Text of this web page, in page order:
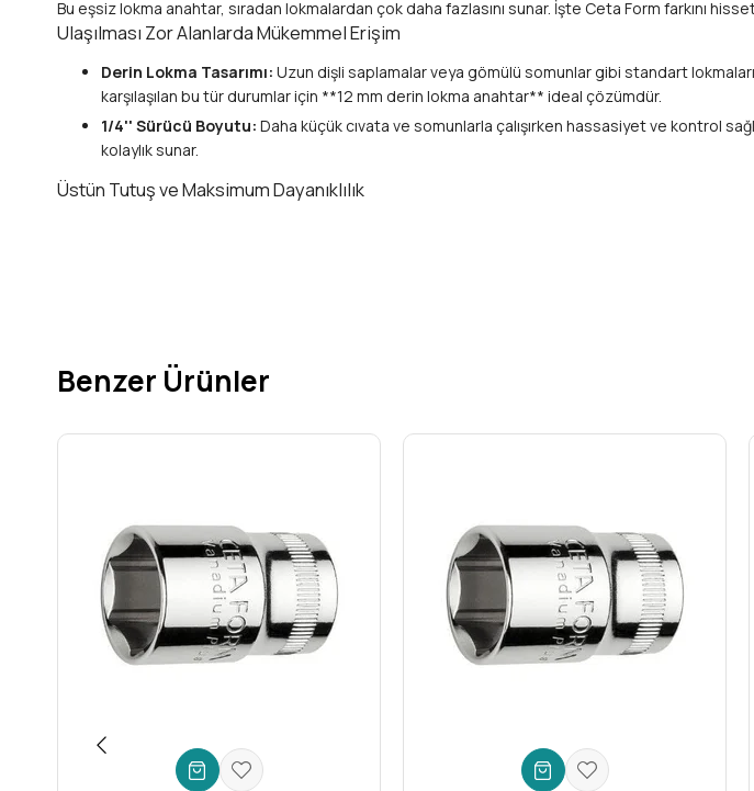
Bu eşsiz lokma anahtar, sıradan lokmalardan çok daha fazlasını sunar. İşte Ceta Form farkını
Ulaşılması Zor Alanlarda Mükemmel Erişim
Derin Lokma Tasarımı: Uzun dişli saplamalar veya gömülü somunlar gibi standart
karşılaşılan bu tür durumlar için **12 mm derin lokma anahtar** ideal çözümdür.
1/4'' Sürücü Boyutu: Daha küçük cıvata ve somunlarla çalışırken hassasiyet ve kontrol
kolaylık sunar.
Üstün Tutuş ve Maksimum Dayanıklılık
takımınıza yaptığınız yatırımın karşılığını fazlasıyla alırsınız.
Endüstriyel Bakım:
Makine montajı, demontajı ve onarımında kilit rol oynar.
Ev İçi Tamiratlar & Mobilya Montajı:
Karmaşık mobilya parçalarının birleştirilmesinde
DIY Projeleri:
Hobi ve kendin yap projelerinizde ihtiyacınız olan güç ve hassasiyeti sunar.
Teknik Özellikler
Marka:Ceta Form
Lokma Boyutu:
12 mm
Köşe Tipi:6 Köşe (Altıgen)
Benzer Ürünler